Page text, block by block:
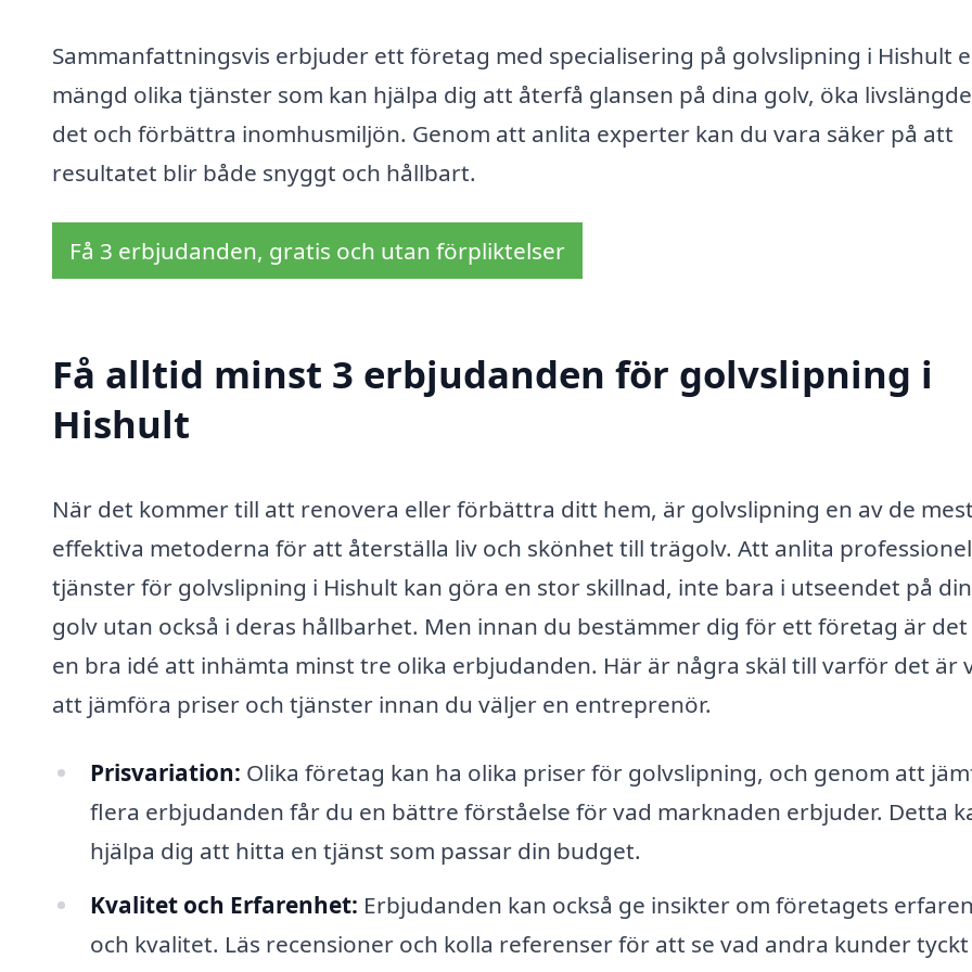
Sammanfattningsvis erbjuder ett företag med specialisering på golvslipning i Hishult
mängd olika tjänster som kan hjälpa dig att återfå glansen på dina golv, öka
det och förbättra inomhusmiljön. Genom att anlita experter kan du vara säker på att
resultatet blir både snyggt och hållbart.
Få 3 erbjudanden, gratis och utan förpliktelser
Få alltid minst 3 erbjudanden för golvslipning i
Hishult
När det kommer till att renovera eller förbättra ditt hem, är golvslipning en av de mest
effektiva metoderna för att återställa liv och skönhet till trägolv. Att anlita
tjänster för golvslipning i Hishult kan göra en stor skillnad, inte bara i utseendet på
golv utan också i deras hållbarhet. Men innan du bestämmer dig för ett företag är
en bra idé att inhämta minst tre olika erbjudanden. Här är några skäl till varför det är
att jämföra priser och tjänster innan du väljer en entreprenör.
Prisvariation: Olika företag kan ha olika priser för golvslipning, och genom att
flera erbjudanden får du en bättre förståelse för vad marknaden erbjuder. Detta
hjälpa dig att hitta en tjänst som passar din budget.
Kvalitet och Erfarenhet: Erbjudanden kan också ge insikter om företagets
och kvalitet. Läs recensioner och kolla referenser för att se vad andra kunder